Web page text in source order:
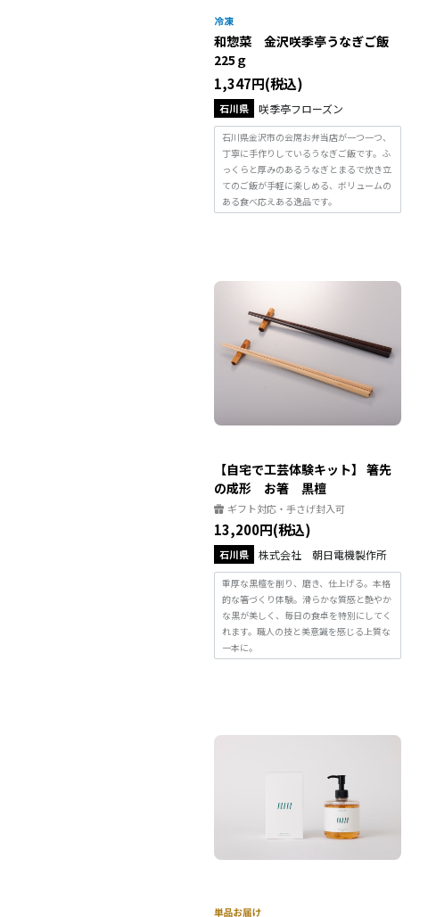
和惣菜 金沢咲季亭うなぎご飯
225ｇ
1,347円(税込)
石川県 咲季亭フローズン
石川県金沢市の会席お弁当店が一つ一つ、
丁寧に手作りしているうなぎご飯です。ふ
っくらと厚みのあるうなぎとまるで炊き立
てのご飯が手軽に楽しめる、ボリュームの
ある食べ応えある逸品です。
【自宅で工芸体験キット】 箸先
の成形 お箸 黒檀
ギフト対応・手さげ封入可
13,200円(税込)
石川県 株式会社 朝日電機製作所
重厚な黒檀を削り、磨き、仕上げる。本格
的な箸づくり体験。滑らかな質感と艶やか
な黒が美しく、毎日の食卓を特別にしてく
れます。職人の技と美意識を感じる上質な
一本に。